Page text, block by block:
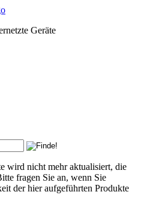
Geräte
wird nicht mehr aktualisiert, die
fragen Sie an, wenn Sie
der hier aufgeführten Produkte